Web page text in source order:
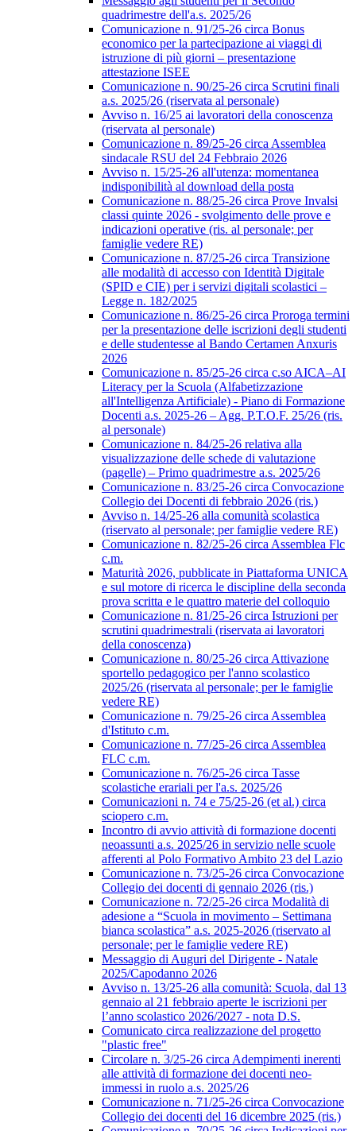
quadrimestre dell'a.s. 2025/26
Comunicazione n. 91/25-26 circa Bonus
economico per la partecipazione ai viaggi di
istruzione di più giorni – presentazione
attestazione ISEE
Comunicazione n. 90/25-26 circa Scrutini finali
a.s. 2025/26 (riservata al personale)
Avviso n. 16/25 ai lavoratori della conoscenza
(riservata al personale)
Comunicazione n. 89/25-26 circa Assemblea
sindacale RSU del 24 Febbraio 2026
Avviso n. 15/25-26 all'utenza: momentanea
indisponibilità al download della posta
Comunicazione n. 88/25-26 circa Prove Invalsi
classi quinte 2026 - svolgimento delle prove e
indicazioni operative (ris. al personale; per
famiglie vedere RE)
Comunicazione n. 87/25-26 circa Transizione
alle modalità di accesso con Identità Digitale
(SPID e CIE) per i servizi digitali scolastici –
Legge n. 182/2025
Comunicazione n. 86/25-26 circa Proroga termini
per la presentazione delle iscrizioni degli studenti
e delle studentesse al Bando Certamen Anxuris
2026
Comunicazione n. 85/25-26 circa c.so AICA–AI
Literacy per la Scuola (Alfabetizzazione
all'Intelligenza Artificiale) - Piano di Formazione
Docenti a.s. 2025-26 – Agg. P.T.O.F. 25/26 (ris.
al personale)
Comunicazione n. 84/25-26 relativa alla
visualizzazione delle schede di valutazione
(pagelle) – Primo quadrimestre a.s. 2025/26
Comunicazione n. 83/25-26 circa Convocazione
Collegio dei Docenti di febbraio 2026 (ris.)
Avviso n. 14/25-26 alla comunità scolastica
(riservato al personale; per famiglie vedere RE)
Comunicazione n. 82/25-26 circa Assemblea Flc
c.m.
Maturità 2026, pubblicate in Piattaforma UNICA
e sul motore di ricerca le discipline della seconda
prova scritta e le quattro materie del colloquio
Comunicazione n. 81/25-26 circa Istruzioni per
scrutini quadrimestrali (riservata ai lavoratori
della conoscenza)
Comunicazione n. 80/25-26 circa Attivazione
sportello pedagogico per l'anno scolastico
2025/26 (riservata al personale; per le famiglie
vedere RE)
Comunicazione n. 79/25-26 circa Assemblea
d'Istituto c.m.
Comunicazione n. 77/25-26 circa Assemblea
FLC c.m.
Comunicazione n. 76/25-26 circa Tasse
scolastiche erariali per l'a.s. 2025/26
Comunicazioni n. 74 e 75/25-26 (et al.) circa
sciopero c.m.
Incontro di avvio attività di formazione docenti
neoassunti a.s. 2025/26 in servizio nelle scuole
afferenti al Polo Formativo Ambito 23 del Lazio
Comunicazione n. 73/25-26 circa Convocazione
Collegio dei docenti di gennaio 2026 (ris.)
Comunicazione n. 72/25-26 circa Modalità di
adesione a “Scuola in movimento – Settimana
bianca scolastica” a.s. 2025-2026 (riservato al
personale; per le famiglie vedere RE)
Messaggio di Auguri del Dirigente - Natale
2025/Capodanno 2026
Avviso n. 13/25-26 alla comunità: Scuola, dal 13
gennaio al 21 febbraio aperte le iscrizioni per
l’anno scolastico 2026/2027 - nota D.S.
Comunicato circa realizzazione del progetto
"plastic free"
Circolare n. 3/25-26 circa Adempimenti inerenti
alle attività di formazione dei docenti neo-
immessi in ruolo a.s. 2025/26
Comunicazione n. 71/25-26 circa Convocazione
Collegio dei docenti del 16 dicembre 2025 (ris.)